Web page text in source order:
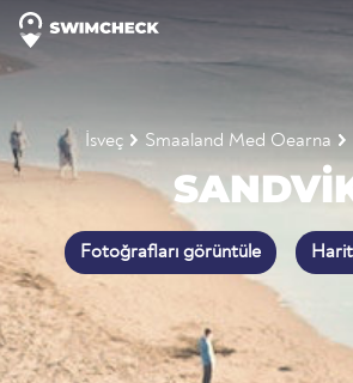
İsveç Smaaland Med Oearna
Fotoğrafları görüntüle